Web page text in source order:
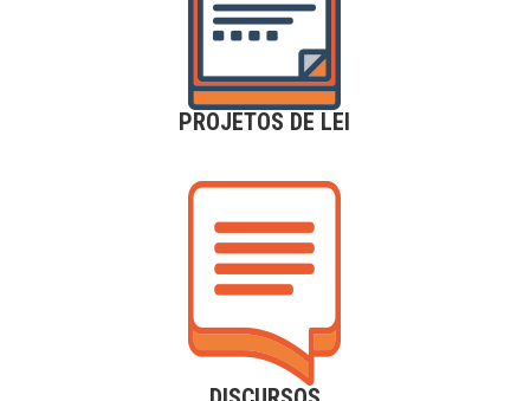
PROJETOS DE LEI